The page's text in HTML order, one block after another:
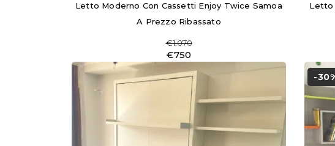
Letto Moderno Con Cassetti Enjoy Twice Samoa
A Prezzo Ribassato
€1.070
€750
Letto
-